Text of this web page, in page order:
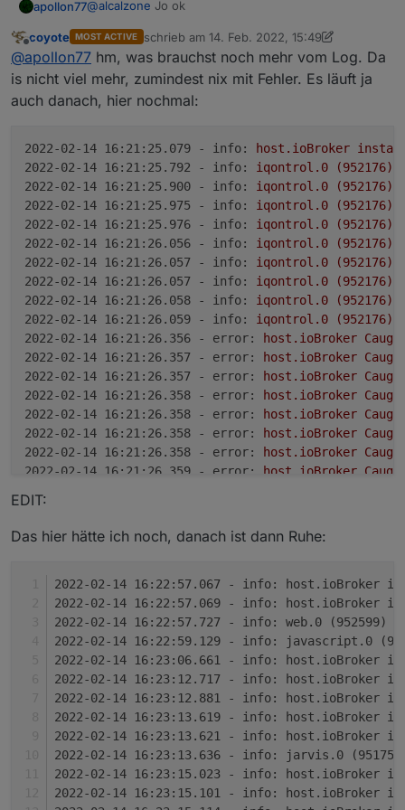
host.ioBroker	2022-02-14 16:19:49.568	error
host.ioBroker	2022-02-14 16:19:49.568
host.ioBroker	2022-02-14 16:19:49.567
host.ioBroker	2022-02-14 16:19:49.560
host.ioBroker	2022-02-14 16:19:49.559
host.ioBroker	2022-02-14 16:19:49.559
apollon77@alcalzone Jo ok
@da_WoodyWas ist es denn für ein Host? Also
Hardware? Und mich würde auch malinteressieren
wieviele State changes da so durchfliessen. Also mal
bitte im Admin (wenn der wieder geht)
unterInstanzen mit Expertenmodus aktiv schauen
raus und in welchen Adapter rein gehen
Offline
coyote MOST ACTIVE schrieb am 14. Feb. 2022, 15:49
zuletzt editiert von coyote
@apollon77 hm, was brauchst noch mehr vom Log. Da
is nicht viel mehr, zumindest nix mit Fehler. Es läuft ja
auch danach, hier nochmal:
2022-02-14 16:21:25.079 - info: host.ioBroker
2022-02-14 16:21:25.792 - info:
iqontrol.0 (952176)
2022-02-14 16:21:25.900 - info:
iqontrol.0 (952176)
2022-02-14 16:21:25.975 - info:
iqontrol.0 (952176)
2022-02-14 16:21:25.976 - info:
iqontrol.0 (952176)
2022-02-14 16:21:26.056 - info:
iqontrol.0 (952176)
2022-02-14 16:21:26.057 - info:
iqontrol.0 (952176)
2022-02-14 16:21:26.057 - info:
iqontrol.0 (952176)
2022-02-14 16:21:26.058 - info:
iqontrol.0 (952176)
2022-02-14 16:21:26.059 - info:
iqontrol.0 (952176)
2022-02-14 16:21:26.356 - error:
host.ioBroker
2022-02-14 16:21:26.357 - error:
host.ioBroker
2022-02-14 16:21:26.357 - error:
host.ioBroker
2022-02-14 16:21:26.358 - error:
host.ioBroker
2022-02-14 16:21:26.358 - error:
host.ioBroker
2022-02-14 16:21:26.358 - error:
host.ioBroker
2022-02-14 16:21:26.358 - error:
host.ioBroker
2022-02-14 16:21:26.359 - error:
host.ioBroker
2022-02-14 16:21:26.359 - error:
2022-02-14 16:21:26.359 - error:
host.ioBroker
2022-02-14 16:21:26.372 - error:
2022-02-14 16:21:26.372 - error: host.ioBroker
2022-02-14 16:21:26.372 - error: host.ioBroker
2022-02-14 16:21:26.373 - error: host.ioBroker
2022-02-14 16:21:26.373 - error: host.ioBroker
2022-02-14 16:21:26.373 - error: host.ioBroker
2022-02-14 16:21:26.373 - error: host.ioBroker
2022-02-14 16:21:26.374 - error: host.ioBroker
2022-02-14 16:21:26.374 - error: host.ioBroker
2022-02-14 16:21:26.374 - info:
host.ioBroker
2022-02-14 16:21:26.375 - info:
host.ioBroker
2022-02-14 16:21:26.375 - warn:
host.ioBroker
2022-02-14 16:21:26.375 - info:
host.ioBroker
EDIT:
Das hier hätte ich noch, danach ist dann Ruhe:
2022-02-14 16:22:57.067 - info: host.ioBroker
2022-02-14 16:22:57.069 - info: host.ioBroker
2022-02-14 16:22:57.727 - info: web.0 (952599)
2022-02-14 16:22:59.129 - info: javascript.0
2022-02-14 16:23:06.661 - info: host.ioBroker
2022-02-14 16:23:12.717 - info: host.ioBroker
2022-02-14 16:23:12.881 - info: host.ioBroker
2022-02-14 16:23:13.619 - info: host.ioBroker
2022-02-14 16:23:13.621 - info: host.ioBroker
2022-02-14 16:23:13.636 - info: jarvis.0
2022-02-14 16:23:15.023 - info: host.ioBroker
2022-02-14 16:23:15.101 - info: host.ioBroker